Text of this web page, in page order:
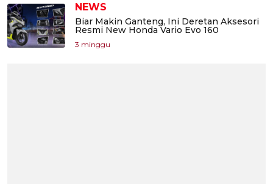
NEWS
Biar Makin Ganteng, Ini Deretan Aksesori
Resmi New Honda Vario Evo 160
3 minggu